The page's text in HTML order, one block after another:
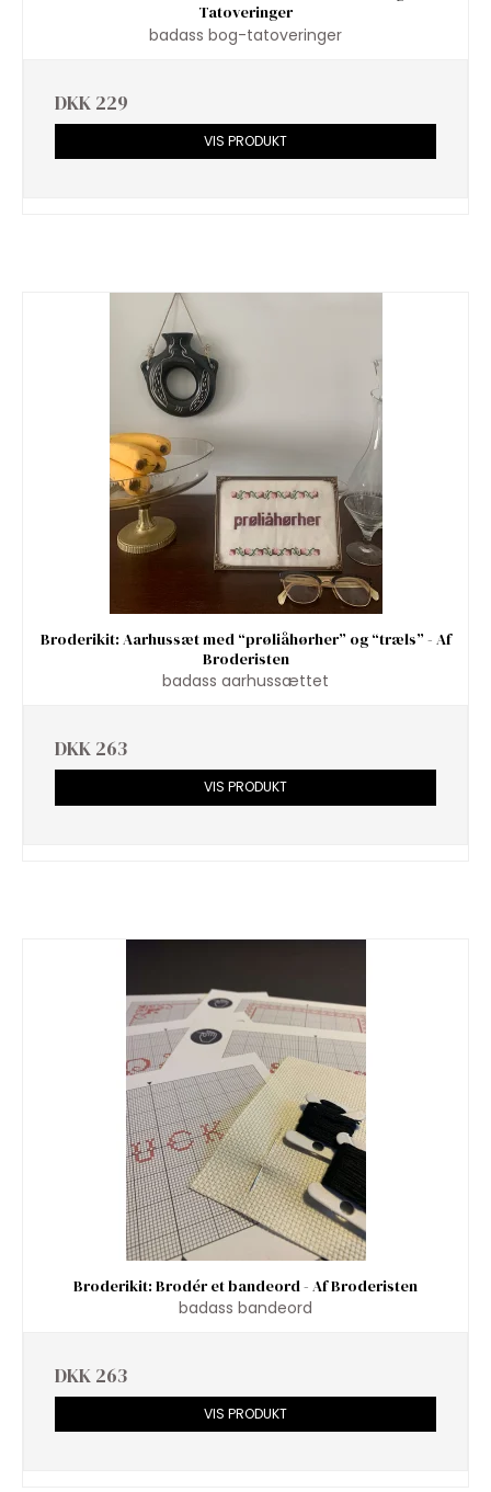
Tatoveringer
badass bog-tatoveringer
DKK 229
VIS PRODUKT
Broderikit: Aarhussæt med “prøliåhørher” og “træls” - Af
Broderisten
badass aarhussættet
DKK 263
VIS PRODUKT
Broderikit: Brodér et bandeord - Af Broderisten
badass bandeord
DKK 263
VIS PRODUKT